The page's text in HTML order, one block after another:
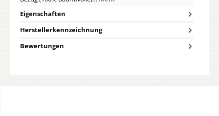
Eigenschaften
Herstellerkennzeichnung
Bewertungen